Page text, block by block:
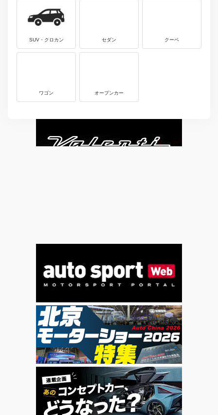
SUV・クロカン セダン クーペ
ワゴン オープンカー